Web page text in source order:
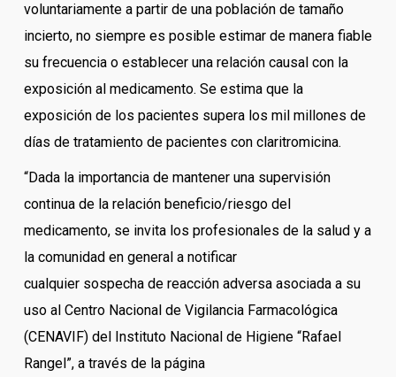
voluntariamente a partir de una población de tamaño
incierto, no siempre es posible estimar de manera fiable
su frecuencia o establecer una relación causal con la
exposición al medicamento. Se estima que la
exposición de los pacientes supera los mil millones de
días de tratamiento de pacientes con claritromicina.
“Dada la importancia de mantener una supervisión
continua de la relación beneficio/riesgo del
medicamento, se invita los profesionales de la salud y a
la comunidad en general a notificar
cualquier sospecha de reacción adversa asociada a su
uso al Centro Nacional de Vigilancia Farmacológica
(CENAVIF) del Instituto Nacional de Higiene “Rafael
Rangel”, a través de la página